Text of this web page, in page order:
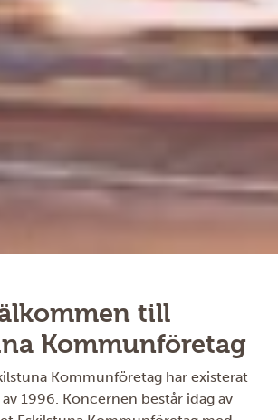
till
Kommunföretag
Kommunföretag har existerat
1996. Koncernen består idag av